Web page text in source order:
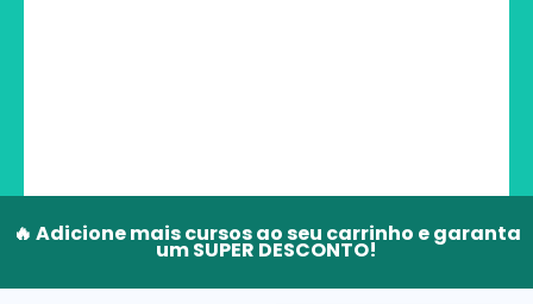
🔥 Adicione mais cursos ao seu carrinho e garanta
um SUPER DESCONTO!